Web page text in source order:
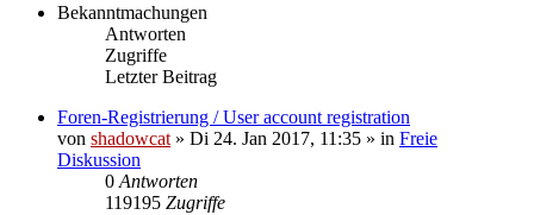
Bekanntmachungen
Antworten
Zugriffe
Letzter Beitrag
Foren-Registrierung / User account registration
von shadowcat » Di 24. Jan 2017, 11:35 » in Freie
Diskussion
0 Antworten
119195 Zugriffe